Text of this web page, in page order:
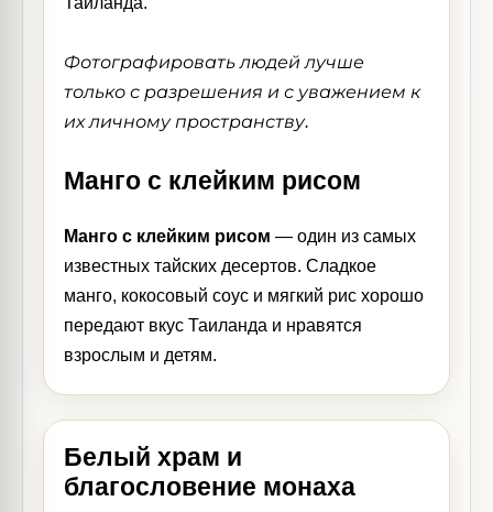
Фотографировать людей лучше
только с разрешения и с уважением к
их личному пространству.
Манго с клейким рисом
Манго с клейким рисом — один из самых
известных тайских десертов. Сладкое
манго, кокосовый соус и мягкий рис хорошо
передают вкус Таиланда и нравятся
взрослым и детям.
Белый храм и
благословение монаха